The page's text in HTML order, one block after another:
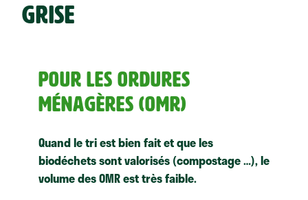
grise
POUR LES ORDURES
MÉNAGÈRES (OMR)
Quand le tri est bien fait et que les
biodéchets sont valorisés (compostage …), le
volume des OMR est très faible.